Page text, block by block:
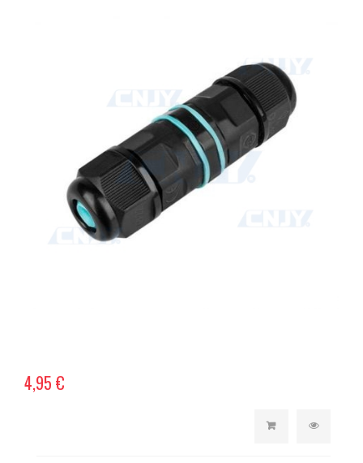
4,95 €